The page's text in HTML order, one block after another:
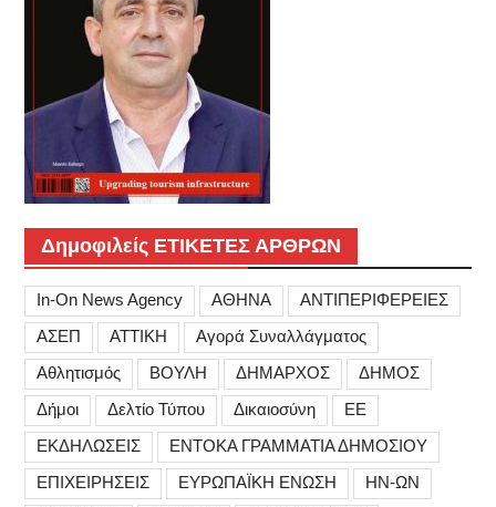
Δημοφιλείς ΕΤΙΚΕΤΕΣ ΑΡΘΡΩΝ
In-On News Agency ΑΘΗΝΑ
ΑΝΤΙΠΕΡΙΦΕΡΕΙΕΣ
ΑΣΕΠ
ΑΤΤΙΚΗ
Αγορά Συναλλάγματος
Αθλητισμός
ΒΟΥΛΗ ΔΗΜΑΡΧΟΣ
ΔΗΜΟΣ
Δήμοι
Δελτίο Τύπου Δικαιοσύνη
ΕΕ
ΕΚΔΗΛΩΣΕΙΣ
ΕΝΤΟΚΑ ΓΡΑΜΜΑΤΙΑ ΔΗΜΟΣΙΟΥ
ΕΠΙΧΕΙΡΗΣΕΙΣ
ΕΥΡΩΠΑΪΚΗ ΕΝΩΣΗ
ΗΝ-ΩΝ